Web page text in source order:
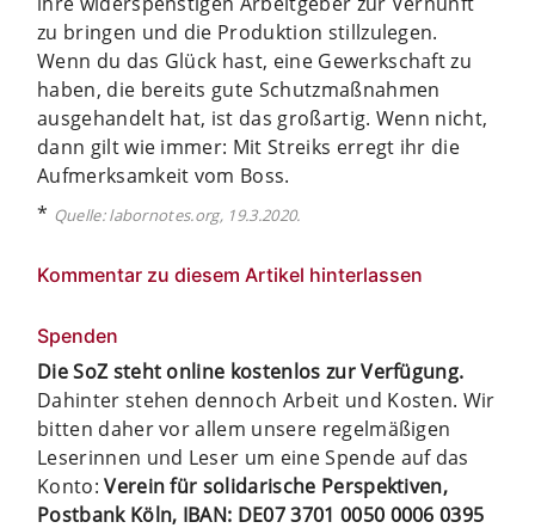
zu bringen und die Produktion stillzulegen.
Wenn du das Glück hast, eine Gewerkschaft zu
haben, die bereits gute Schutzmaßnahmen
ausgehandelt hat, ist das großartig. Wenn nicht,
dann gilt wie immer: Mit Streiks erregt ihr die
Aufmerksamkeit vom Boss.
* Quelle: labornotes.org, 19.3.2020.
Kommentar zu diesem Artikel hinterlassen
Spenden
Die SoZ steht online kostenlos zur Verfügung.
Dahinter stehen dennoch Arbeit und Kosten. Wir
bitten daher vor allem unsere regelmäßigen
Leserinnen und Leser um eine Spende auf das
Konto:Verein für solidarische Perspektiven,
Postbank Köln, IBAN: DE07 3701 0050 0006 0395